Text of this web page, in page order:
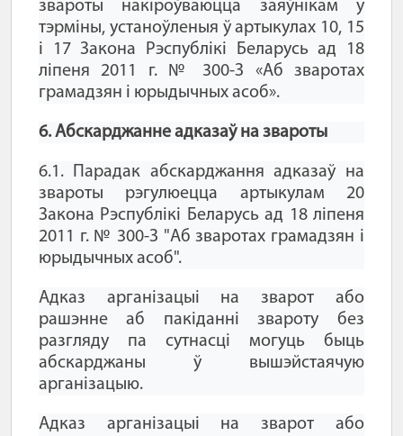
звароты накіроўваюцца заяўнікам у
тэрміны, устаноўленыя ў артыкулах 10, 15
і 17 Закона Рэспублікі Беларусь ад 18
ліпеня 2011 г. № 300-З «Аб зваротах
грамадзян і юрыдычных асоб».
6. Абскарджанне адказаў на звароты
6.1. Парадак абскарджання адказаў на
звароты рэгулюецца артыкулам 20
Закона Рэспублікі Беларусь ад 18 ліпеня
2011 г. № 300-З "Аб зваротах грамадзян і
юрыдычных асоб".
Адказ арганізацыі на зварот або
рашэнне аб пакіданні звароту без
разгляду па сутнасці могуць быць
абскарджаны ў вышэйстаячую
арганізацыю.
Адказ арганізацыі на зварот або